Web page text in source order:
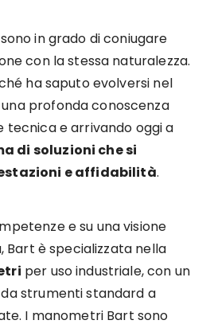
in grado di coniugare
con la stessa naturalezza.
ha saputo evolversi nel
profonda conoscenza
tecnica e arrivando oggi a
di soluzioni che si
e affidabilità.
e su una visione
Bart è specializzata nella
per uso industriale, con un
strumenti standard a
I manometri Bart sono